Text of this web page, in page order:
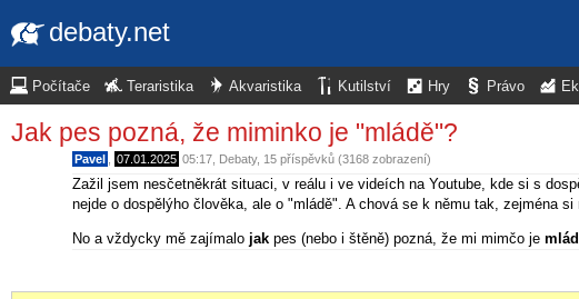
debaty.net
Počítače Teraristika Akvaristika Kutilství Hry Právo
Jak pes pozná, že miminko je "mládě"?
Pavel 07.01.2025 05:17 Debaty, 15 příspěvků (3168 zobrazení)
Zažil jsem nesčetněkrát situaci, v reálu i ve videích na Youtube, kde si s
nejde o dospělýho člověka, ale o "mládě". A chová se k němu tak, zejména
No a vždycky mě zajímalo jak pes (nebo i štěně) pozná, že mi mimčo je